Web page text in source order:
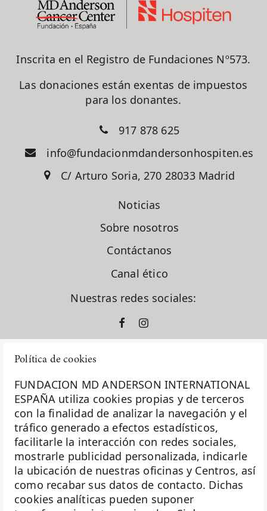
Política de cookies
FUNDACION MD ANDERSON INTERNATIONAL
ESPAÑA utiliza cookies propias y de terceros
con la finalidad de analizar la navegación y el
tráfico generado a efectos estadísticos,
facilitarle la interacción con redes sociales,
mostrarle publicidad personalizada, indicarle
la ubicación de nuestras oficinas y Centros, así
como recabar sus datos de contacto. Dichas
cookies analíticas pueden suponer
Inscrita en el Registro de Fundaciones Nº573.
Las donaciones están exentas de impuestos
para los donantes.
917 878 625
info@fundacionmdandersonhospiten.es
C/ Arturo Soria, 270 28033 Madrid
Noticias
Sobre nosotros
Contáctanos
Canal ético
Nuestras redes sociales:
La Fundación MD Anderson España - Hospiten es
miembro de laAsociación Española de Fundaciones
Investigación
Biobanco
Docencia